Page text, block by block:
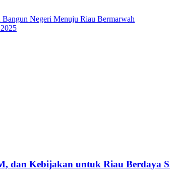
Negeri Menuju Riau Bermarwah
dan Kebijakan untuk Riau Berdaya